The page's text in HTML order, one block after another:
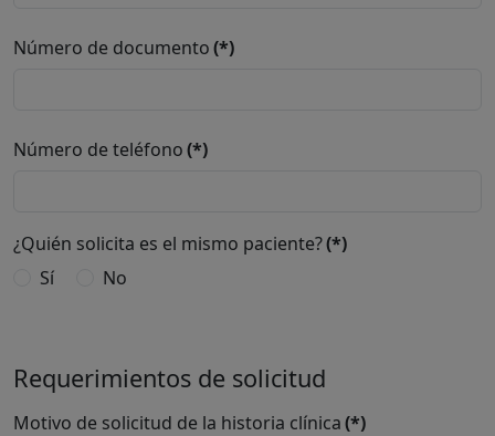
Número de documento(*)
Número de teléfono(*)
¿Quién solicita es el mismo paciente?(*)
Sí
No
Requerimientos de solicitud
Motivo de solicitud de la historia clínica(*)